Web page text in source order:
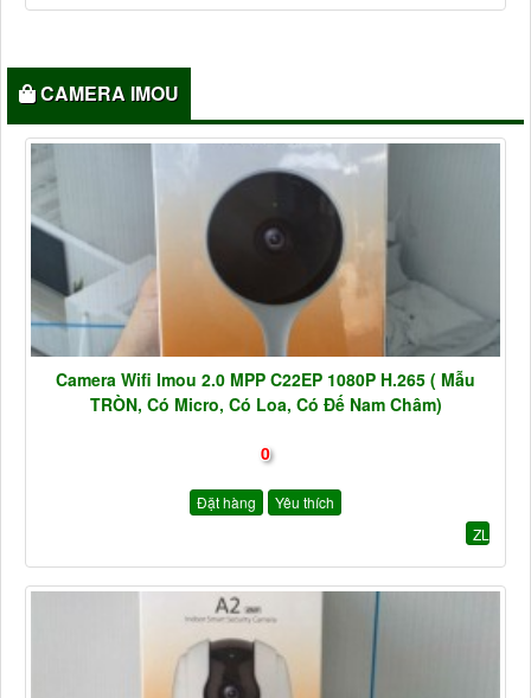
CAMERA IMOU
Camera Wifi Imou 2.0 MPP C22EP 1080P H.265 ( Mẫu
TRÒN, Có Micro, Có Loa, Có Đế Nam Châm)
0
Đặt hàng
Yêu thích
ZL